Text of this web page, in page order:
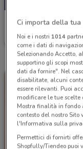
ZooPlanet
Valido da martedì
Ci importa della tua
Noi e i nostri 1014
come i dati di
Selezionando Accetto,
supportino gli scopi
dati da fornire". Nel
disabilitate, alcuni
essere rilevanti. Puoi
modificare le tue scelte
Mostra finalità in fondo
contesto del nostro
l'Informativa sulla
Permettici di fornirti
Shopfully/Tiendeo puoi